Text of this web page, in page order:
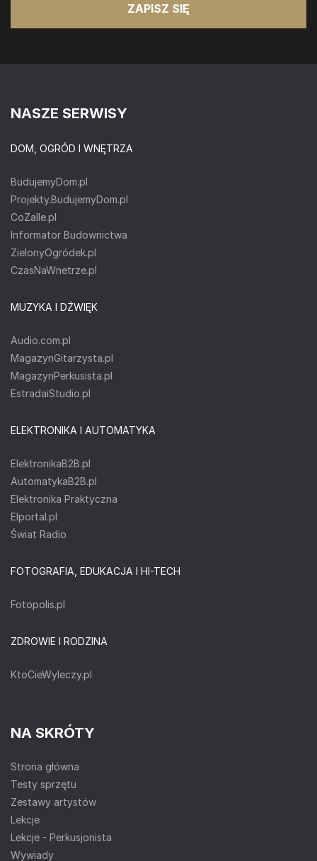
ZAPISZ SIĘ
NASZE SERWISY
DOM, OGRÓD I WNĘTRZA
BudujemyDom.pl
Projekty.BudujemyDom.pl
CoZaIle.pl
Informator Budownictwa
ZielonyOgródek.pl
CzasNaWnetrze.pl
MUZYKA I DŹWIĘK
Audio.com.pl
MagazynGitarzysta.pl
MagazynPerkusista.pl
EstradaiStudio.pl
ELEKTRONIKA I AUTOMATYKA
ElektronikaB2B.pl
AutomatykaB2B.pl
Elektronika Praktyczna
Elportal.pl
Świat Radio
FOTOGRAFIA, EDUKACJA I HI-TECH
Fotopolis.pl
ZDROWIE I RODZINA
KtoCieWyleczy.pl
NA SKRÓTY
Strona główna
Testy sprzętu
Zestawy artystów
Lekcje
Lekcje - Perkusjonista
Wywiady